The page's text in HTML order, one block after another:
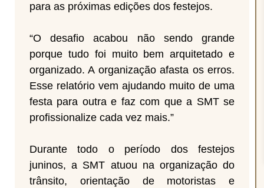
para as próximas edições dos festejos.
“O desafio acabou não sendo grande
porque tudo foi muito bem arquitetado e
organizado. A organização afasta os erros.
Esse relatório vem ajudando muito de uma
festa para outra e faz com que a SMT se
profissionalize cada vez mais.”
Durante todo o período dos festejos
juninos, a SMT atuou na organização do
trânsito, orientação de motoristas e